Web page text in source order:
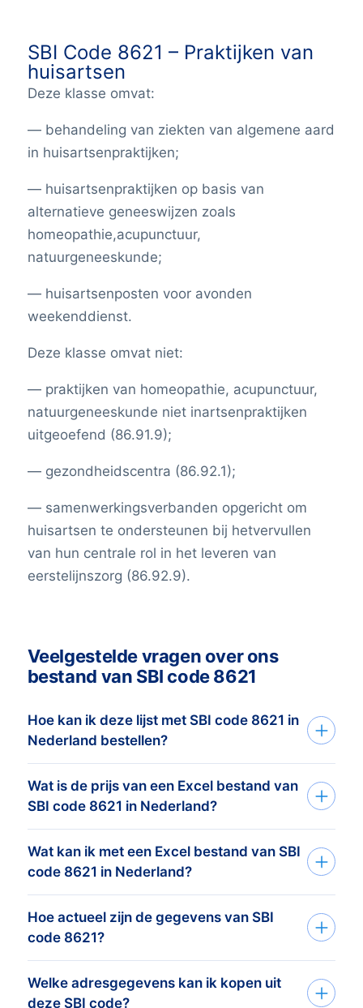
SBI Code 8621 – Praktijken van
huisartsen
Deze klasse omvat:
— behandeling van ziekten van algemene aard
in huisartsenpraktijken;
— huisartsenpraktijken op basis van
alternatieve geneeswijzen zoals
homeopathie,acupunctuur,
natuurgeneeskunde;
— huisartsenposten voor avonden
weekenddienst.
Deze klasse omvat niet:
— praktijken van homeopathie, acupunctuur,
natuurgeneeskunde niet inartsenpraktijken
uitgeoefend (86.91.9);
— gezondheidscentra (86.92.1);
— samenwerkingsverbanden opgericht om
huisartsen te ondersteunen bij hetvervullen
van hun centrale rol in het leveren van
eerstelijnszorg (86.92.9).
Veelgestelde vragen over ons
bestand van SBI code 8621
Hoe kan ik deze lijst met SBI code 8621 in
Nederland bestellen?
Je vertelt ons je doelgroep via het
aanvraagformulier of telefoon. Op basis
van deze informatie maken wij
hetadressenbestand dat perfect
afgestemd is op je doelgroep
binnen een dag een vrijblijvende telling
van het aantal adressen van je doelgroep
plaatsen? Bevestig simpelweg je selectie
Wat is de prijs van een Excel bestand van
SBI code 8621 in Nederland?
De prijs is afhankelijk van het aantal
adressen en de adresgegevens die u
nodig heeft. Bekijkhieronze prijslijst. Het
minimumorderbedrag van dit
adressenbestand is € 425,-. Hiervoor
kopen. Vertel ons je doelgroep en
Wat kan ik met een Excel bestand van SBI
code 8621 in Nederland?
Onze data wordt gebruikt door 2.000+
klanten voor het creëren van kansen.
Denk hierbij aan email marketing,
telemarketing en direct marketing.
Hoe actueel zijn de gegevens van SBI
code 8621?
BoldData levert alleen
Welke adresgegevens kan ik kopen uit
deze SBI code?